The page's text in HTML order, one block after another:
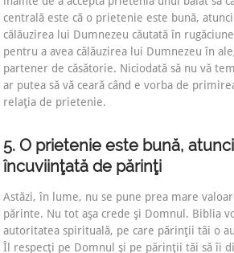
centrală este că o prietenie este bună,
călăuzirea lui Dumnezeu căutată în
pentru a avea călăuzirea lui Dumnezeu în
partener de căsătorie. Niciodată să nu vă
ar putea să vă ceară când e vorba de
relaţia de prietenie.
5. O prietenie este bună,
încuviinţată de părinţi
Astăzi, în lume, nu se pune prea mare
părinte. Nu tot aşa crede şi Domnul. Biblia
autoritatea spirituală, pe care părinţii tăi o
Îl respecţi pe Domnul şi pe părinţii tăi să îi